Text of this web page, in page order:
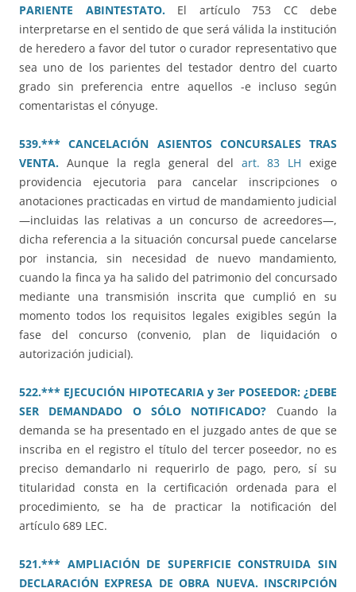
PARIENTE ABINTESTATO.El artículo 753 CC debe
interpretarse en el sentido de que será válida la institución
de heredero a favor del tutor o curador representativo que
sea uno de los parientes del testador dentro del cuarto
grado sin preferencia entre aquellos -e incluso según
comentaristas el cónyuge.
539.*** CANCELACIÓN ASIENTOS CONCURSALES TRAS
VENTA. Aunque la regla general del art. 83 LH exige
providencia ejecutoria para cancelar inscripciones o
anotaciones practicadas en virtud de mandamiento judicial
—incluidas las relativas a un concurso de acreedores—,
dicha referencia a la situación concursal puede cancelarse
por instancia, sin necesidad de nuevo mandamiento,
cuando la finca ya ha salido del patrimonio del concursado
mediante una transmisión inscrita que cumplió en su
momento todos los requisitos legales exigibles según la
fase del concurso (convenio, plan de liquidación o
autorización judicial).
522.*** EJECUCIÓN HIPOTECARIA y 3er POSEEDOR: ¿DEBE
SER DEMANDADO O SÓLO NOTIFICADO? Cuando la
demanda se ha presentado en el juzgado antes de que se
inscriba en el registro el título del tercer poseedor, no es
preciso demandarlo ni requerirlo de pago, pero, sí su
titularidad consta en la certificación ordenada para el
procedimiento, se ha de practicar la notificación del
artículo 689 LEC.
521.*** AMPLIACIÓN DE SUPERFICIE CONSTRUIDA SIN
DECLARACIÓN EXPRESA DE OBRA NUEVA. INSCRIPCIÓN